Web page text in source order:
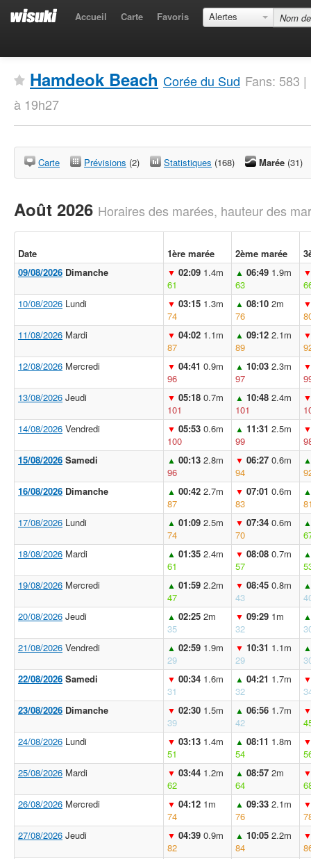
Accueil Carte Favoris Alertes
Hamdeok Beach Corée du Sud Fans: 583
à 19h27
Carte Prévisions (2) Statistiques (168) Marée (31)
Août 2026 Horaires des marées, hauteur des
Date 1ère marée 2ème marée
09/08/2026 Dimanche ▼ 02:09 1.4m
61
▲ 06:49 1.9m
63
▼
10/08/2026 Lundi ▼ 03:15 1.3m
74
▲ 08:10 2m
76
▼
11/08/2026 Mardi ▼ 04:02 1.1m
87
▲ 09:12 2.1m
89
▼
12/08/2026 Mercredi ▼ 04:41 0.9m
96
▲ 10:03 2.3m
97
▼
13/08/2026 Jeudi ▼ 05:18 0.7m
101
▲ 10:48 2.4m
101
▼
14/08/2026 Vendredi ▼ 05:53 0.6m
100
▲ 11:31 2.5m
99
▼
15/08/2026 Samedi ▲ 00:13 2.8m
96
▼ 06:27 0.6m
94
▲
16/08/2026 Dimanche ▲ 00:42 2.7m
87
▼ 07:01 0.6m
83
▲
17/08/2026 Lundi ▲ 01:09 2.5m
74
▼ 07:34 0.6m
70
▲
18/08/2026 Mardi ▲ 01:35 2.4m
61
▼ 08:08 0.7m
57
▲
19/08/2026 Mercredi ▲ 01:59 2.2m
47
▼ 08:45 0.8m
43
▲
20/08/2026 Jeudi ▲ 02:25 2m
35
▼ 09:29 1m
32
▲
21/08/2026 Vendredi ▲ 02:59 1.9m
29
▼ 10:31 1.1m
29
▲
22/08/2026 Samedi ▼ 00:34 1.6m
31
▲ 04:21 1.7m
32
▼
23/08/2026 Dimanche ▼ 02:30 1.5m
39
▲ 06:56 1.7m
42
▼
24/08/2026 Lundi ▼ 03:13 1.4m
51
▲ 08:11 1.8m
54
▼
25/08/2026 Mardi ▼ 03:44 1.2m
62
▲ 08:57 2m
64
▼
26/08/2026 Mercredi ▼ 04:12 1m
74
▲ 09:33 2.1m
76
▼
27/08/2026 Jeudi ▼ 04:39 0.9m
82
▲ 10:05 2.2m
84
▼